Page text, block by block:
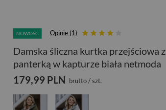
NOWOŚĆ Opinie (1)
Damska śliczna kurtka przejściowa z
panterką w kapturze biała netmoda
179,99 PLN brutto/szt.